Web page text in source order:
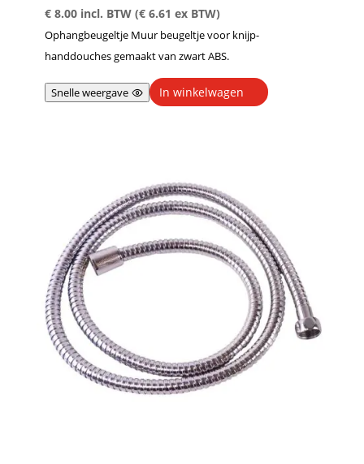
€8.00 incl. BTW (€6.61 ex BTW)
Ophangbeugeltje Muur beugeltje voor knijp-
handdouches gemaakt van zwart ABS.
Snelle weergave In winkelwagen